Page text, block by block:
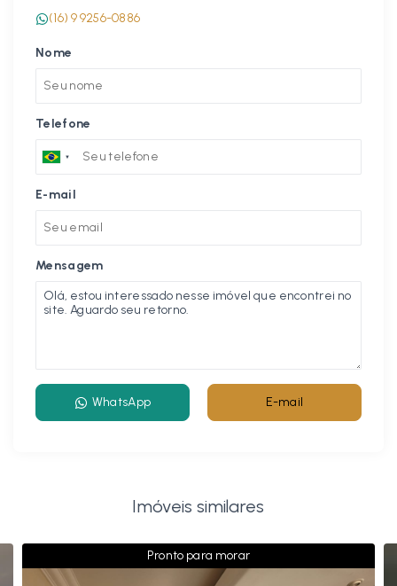
(16) 9 9256-0886
Nome
Telefone
E-mail
Mensagem
WhatsApp E-mail
Imóveis similares
Pronto para morar